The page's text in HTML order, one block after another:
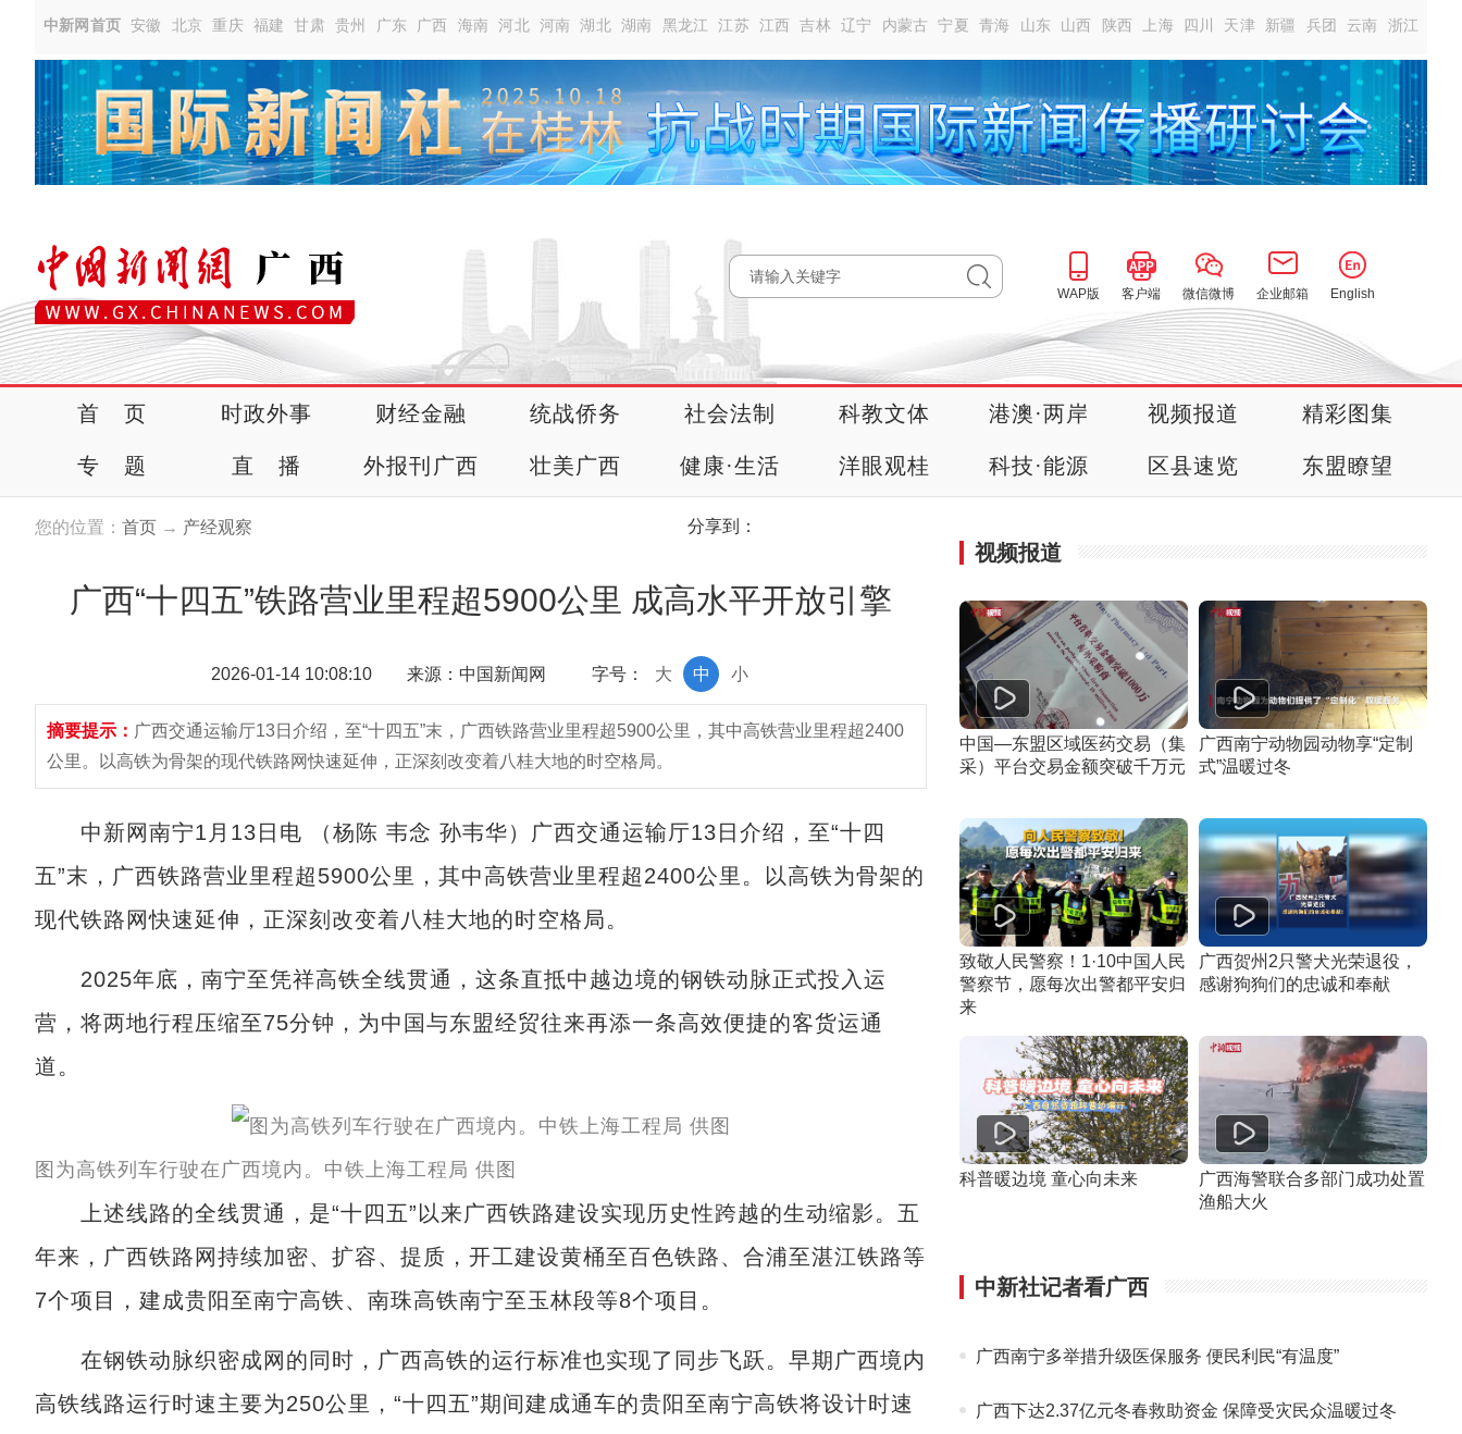
中新网首页 安徽 北京 重庆 福建 甘肃 贵州 广东 广西 海南 河北 河南 湖北 湖南 黑龙江 江苏 江西 吉林 辽宁 内蒙古 宁夏 青海 山东 山西 陕西 上海 四川 天津 新疆 兵团 云南 浙江
WAP版 客户端 微信微博 企业邮箱 English
首 页 时政外事 财经金融 统战侨务 社会法制 科教文体 港澳·两岸 视频报道 精彩图集
专 题 直 播 外报刊广西 壮美广西 健康·生活 洋眼观桂 科技·能源 区县速览 东盟瞭望
您的位置： 首页 → 产经观察 分享到：
广西“十四五”铁路营业里程超5900公里 成高水平开放引擎
2026-01-14 10:08:10 来源：中国新闻网 字号： 小
中
大
摘要提示： 广西交通运输厅13日介绍，至“十四五”末，广西铁路营业里程超5900公里，其中高铁营业里程超2400
公里。以高铁为骨架的现代铁路网快速延伸，正深刻改变着八桂大地的时空格局。
中新网南宁1月13日电 （杨陈 韦念 孙韦华）广西交通运输厅13日介绍，至“十四
五”末，广西铁路营业里程超5900公里，其中高铁营业里程超2400公里。以高铁为骨架的
现代铁路网快速延伸，正深刻改变着八桂大地的时空格局。
2025年底，南宁至凭祥高铁全线贯通，这条直抵中越边境的钢铁动脉正式投入运
营，将两地行程压缩至75分钟，为中国与东盟经贸往来再添一条高效便捷的客货运通
道。
图为高铁列车行驶在广西境内。中铁上海工程局 供图
上述线路的全线贯通，是“十四五”以来广西铁路建设实现历史性跨越的生动缩影。五
年来，广西铁路网持续加密、扩容、提质，开工建设黄桶至百色铁路、合浦至湛江铁路等
7个项目，建成贵阳至南宁高铁、南珠高铁南宁至玉林段等8个项目。
在钢铁动脉织密成网的同时，广西高铁的运行标准也实现了同步飞跃。早期广西境内
高铁线路运行时速主要为250公里，“十四五”期间建成通车的贵阳至南宁高铁将设计时速
视频报道
中国—东盟区域医药交易（集
采）平台交易金额突破千万元
广西南宁动物园动物享“定制
式”温暖过冬
致敬人民警察！1·10中国人民
警察节，愿每次出警都平安归
来
广西贺州2只警犬光荣退役，
感谢狗狗们的忠诚和奉献
科普暖边境 童心向未来
广西海警联合多部门成功处置
渔船大火
中新社记者看广西
广西南宁多举措升级医保服务 便民利民“有温度”
广西下达2.37亿元冬春救助资金 保障受灾民众温暖过冬